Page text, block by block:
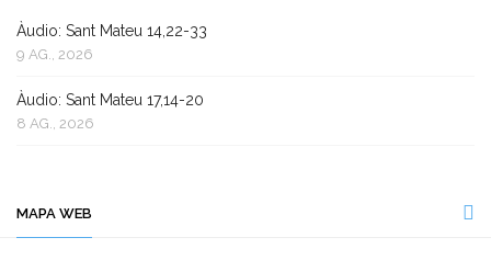
Àudio: Sant Mateu 14,22-33
9 AG., 2026
Àudio: Sant Mateu 17,14-20
8 AG., 2026
MAPA WEB